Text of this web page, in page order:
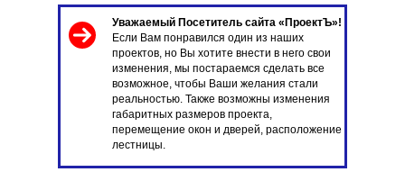
355 500 ₽
Цена со скидкой
Уважаемый Посетитель сайта «ПроектЪ»!
Если Вам понравился один из наших
проектов, но Вы хотите внести в него свои
изменения, мы постараемся сделать все
возможное, чтобы Ваши желания стали
реальностью. Также возможны изменения
габаритных размеров проекта,
перемещение окон и дверей, расположение
лестницы.